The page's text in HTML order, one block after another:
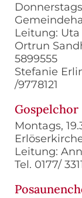
Leitung: Uta
Ortrun
5899555
Stefanie
/9778121
Gospelchor
Montags,
Leitung:
Tel. 0177/